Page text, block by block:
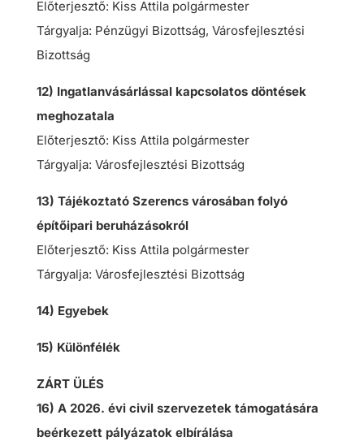
Előterjesztő: Kiss Attila polgármester
Tárgyalja: Pénzügyi Bizottság, Városfejlesztési
Bizottság
12) Ingatlanvásárlással kapcsolatos döntések
meghozatala
Előterjesztő: Kiss Attila polgármester
Tárgyalja: Városfejlesztési Bizottság
13) Tájékoztató Szerencs városában folyó
építőipari beruházásokról
Előterjesztő: Kiss Attila polgármester
Tárgyalja: Városfejlesztési Bizottság
14) Egyebek
15) Különfélék
ZÁRT ÜLÉS
16) A 2026. évi civil szervezetek támogatására
beérkezett pályázatok elbírálása